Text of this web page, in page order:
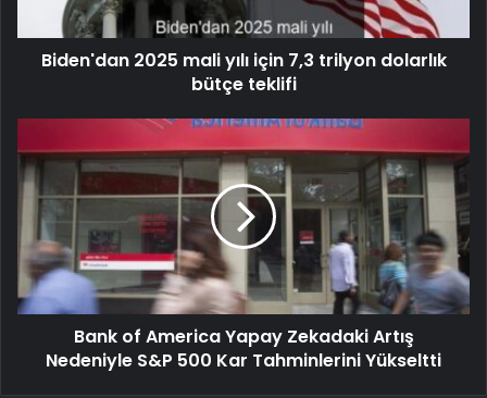
Biden'dan 2025 mali yılı için 7,3 trilyon dolarlık
bütçe teklifi
Bank of America Yapay Zekadaki Artış
Nedeniyle S&P 500 Kar Tahminlerini Yükseltti